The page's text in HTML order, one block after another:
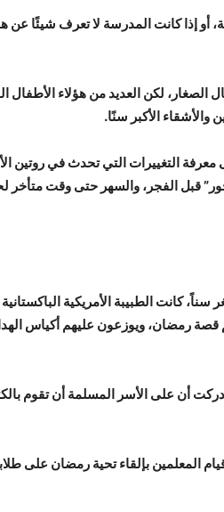
أو إذا كانت المدرسة لا تعرف شيئًا عن
لكن العديد من هؤلاء الأطفال
والأشقاء الأكبر سنًا.
معرفة التغييرات التي تحدث في روتين
قبل الفجر، والسهر حتى وقت متأخر
كانت الطبيبة الأمريكية الباكستانية
رمضان، ويوزعون عليهم أكياس
أن على الأسر المسلمة أن تقوم
المعلمين بإلقاء تحية رمضان على